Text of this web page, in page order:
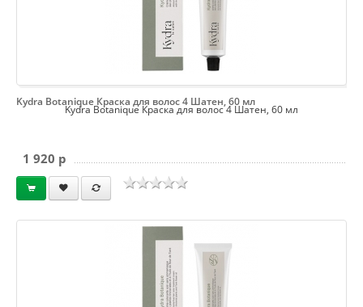
Kydra Botanique Краска для волос 4 Шатен, 60 мл
Kydra Botanique Краска для волос 4 Шатен, 60 мл
1 920 p